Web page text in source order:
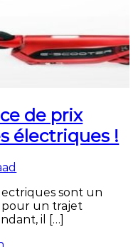
de prix
électriques !
sont un
un trajet
il […]